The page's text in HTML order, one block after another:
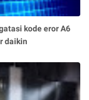
kode eror A6
daikin